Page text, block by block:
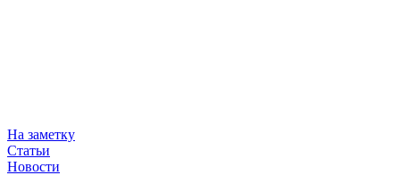
На заметку
Статьи
Новости